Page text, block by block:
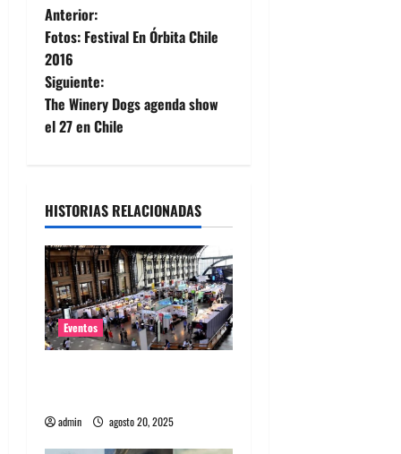
N
a
v
e
a
c
i
ó
n
e
Anterior:
Fotos: Festival En Órbita Chile
2016
Siguiente:
The Winery Dogs agenda show
el 27 en Chile
HISTORIAS RELACIONADAS
Eventos
admin agosto 20, 2025